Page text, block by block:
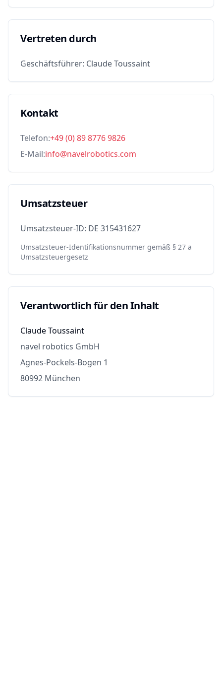
Vertreten durch
Geschäftsführer: Claude Toussaint
Kontakt
Telefon:+49 (0) 89 8776 9826
E-Mail:info@navelrobotics.com
Umsatzsteuer
Umsatzsteuer-ID: DE 315431627
Umsatzsteuer-Identifikationsnummer gemäß § 27 a
Umsatzsteuergesetz
Verantwortlich für den Inhalt
Claude Toussaint
navel robotics GmbH
Agnes-Pockels-Bogen 1
80992 München